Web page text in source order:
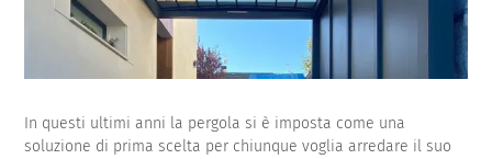
In questi ultimi anni la pergola si è imposta come una
soluzione di prima scelta per chiunque voglia arredare il suo